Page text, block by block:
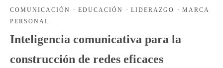
COMUNICACIÓN · EDUCACIÓN · LIDERAZGO · MARCA
PERSONAL
Inteligencia comunicativa para la
construcción de redes eficaces